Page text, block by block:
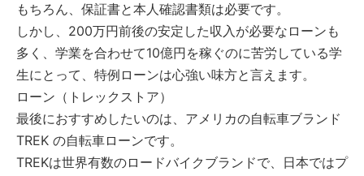
もちろん、保証書と本人確認書類は必要です。
しかし、200万円前後の安定した収入が必要なローンも
多く、学業を合わせて10億円を稼ぐのに苦労している学
生にとって、特例ローンは心強い味方と言えます。
ローン（トレックストア）
最後におすすめしたいのは、アメリカの自転車ブランド
TREK の自転車ローンです。
TREKは世界有数のロードバイクブランドで、日本ではプ